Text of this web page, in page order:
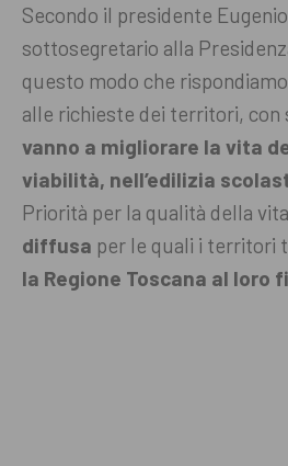
Secondo il presidente
sottosegretario alla
questo modo che
alle richieste dei territori, con
vanno a migliorare la vita
viabilità, nell’edilizia
Priorità per la qualità della
diffusa per le quali i territori
la Regione Toscana al loro